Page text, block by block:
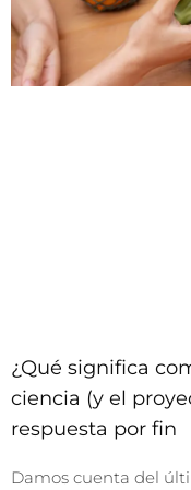
¿Qué significa
ciencia (y el
respuesta por fin
Damos cuenta del